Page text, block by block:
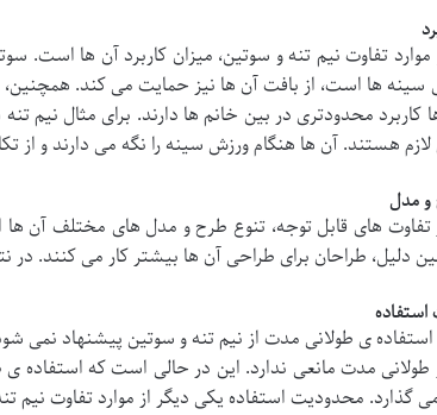
تفاوت نیم تنه و سوتین، میزان کاربرد آن ها است.
سینه ها است، از بافت آن ها نیز حمایت می کند.
کاربرد محدودتری در بین خانم ها دارند. برای مثال نیم
هستند. آن ها هنگام ورزش سینه را نگه می دارند و
تفاوت های قابل توجه، تنوع طرح و مدل های مختلف آن ها
دلیل، طراحان برای طراحی آن ها بیشتر کار می کنند.
ی طولانی مدت از نیم تنه و سوتین پیشنهاد نمی
طولانی مدت مانعی ندارد. این در حالی است که استفاده
گذارد. محدودیت استفاده یکی دیگر از موارد تفاوت نیم